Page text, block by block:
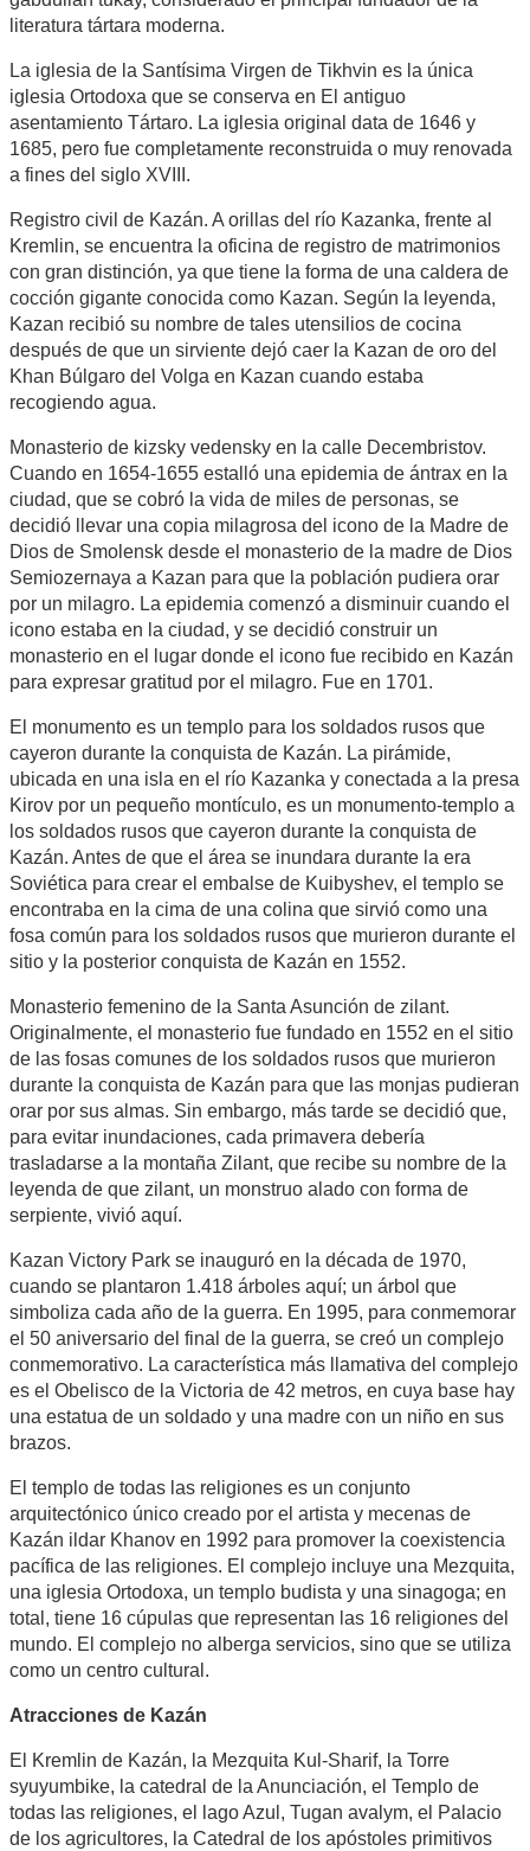
literatura tártara moderna.
La iglesia de la Santísima Virgen de Tikhvin es la única
iglesia Ortodoxa que se conserva en El antiguo
asentamiento Tártaro. La iglesia original data de 1646 y
1685, pero fue completamente reconstruida o muy renovada
a fines del siglo XVIII.
Registro civil de Kazán. A orillas del río Kazanka, frente al
Kremlin, se encuentra la oficina de registro de matrimonios
con gran distinción, ya que tiene la forma de una caldera de
cocción gigante conocida como Kazan. Según la leyenda,
Kazan recibió su nombre de tales utensilios de cocina
después de que un sirviente dejó caer la Kazan de oro del
Khan Búlgaro del Volga en Kazan cuando estaba
recogiendo agua.
Monasterio de kizsky vedensky en la calle Decembristov.
Cuando en 1654-1655 estalló una epidemia de ántrax en la
ciudad, que se cobró la vida de miles de personas, se
decidió llevar una copia milagrosa del icono de la Madre de
Dios de Smolensk desde el monasterio de la madre de Dios
Semiozernaya a Kazan para que la población pudiera orar
por un milagro. La epidemia comenzó a disminuir cuando el
icono estaba en la ciudad, y se decidió construir un
monasterio en el lugar donde el icono fue recibido en Kazán
para expresar gratitud por el milagro. Fue en 1701.
El monumento es un templo para los soldados rusos que
cayeron durante la conquista de Kazán. La pirámide,
ubicada en una isla en el río Kazanka y conectada a la presa
Kirov por un pequeño montículo, es un monumento-templo a
los soldados rusos que cayeron durante la conquista de
Kazán. Antes de que el área se inundara durante la era
Soviética para crear el embalse de Kuibyshev, el templo se
encontraba en la cima de una colina que sirvió como una
fosa común para los soldados rusos que murieron durante el
sitio y la posterior conquista de Kazán en 1552.
Monasterio femenino de la Santa Asunción de zilant.
Originalmente, el monasterio fue fundado en 1552 en el sitio
de las fosas comunes de los soldados rusos que murieron
durante la conquista de Kazán para que las monjas pudieran
orar por sus almas. Sin embargo, más tarde se decidió que,
para evitar inundaciones, cada primavera debería
trasladarse a la montaña Zilant, que recibe su nombre de la
leyenda de que zilant, un monstruo alado con forma de
serpiente, vivió aquí.
Kazan Victory Park se inauguró en la década de 1970,
cuando se plantaron 1.418 árboles aquí; un árbol que
simboliza cada año de la guerra. En 1995, para conmemorar
el 50 aniversario del final de la guerra, se creó un complejo
conmemorativo. La característica más llamativa del complejo
es el Obelisco de la Victoria de 42 metros, en cuya base hay
una estatua de un soldado y una madre con un niño en sus
brazos.
El templo de todas las religiones es un conjunto
arquitectónico único creado por el artista y mecenas de
Kazán ildar Khanov en 1992 para promover la coexistencia
pacífica de las religiones. El complejo incluye una Mezquita,
una iglesia Ortodoxa, un templo budista y una sinagoga; en
total, tiene 16 cúpulas que representan las 16 religiones del
mundo. El complejo no alberga servicios, sino que se utiliza
como un centro cultural.
Atracciones de Kazán
El Kremlin de Kazán, la Mezquita Kul-Sharif, la Torre
syuyumbike, la catedral de la Anunciación, el Templo de
todas las religiones, el lago Azul, Tugan avalym, el Palacio
de los agricultores, la Catedral de los apóstoles primitivos